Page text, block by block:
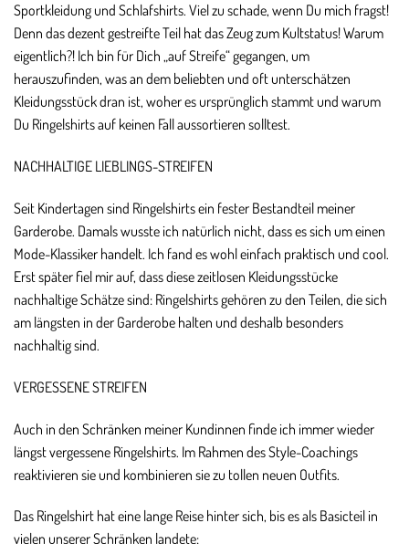
Sportkleidung und Schlafshirts. Viel zu schade, wenn Du mich fragst!
Denn das dezent gestreifte Teil hat das Zeug zum Kultstatus! Warum
eigentlich?! Ich bin für Dich „auf Streife“ gegangen, um
herauszufinden, was an dem beliebten und oft unterschätzen
Kleidungsstück dran ist, woher es ursprünglich stammt und warum
Du Ringelshirts auf keinen Fall aussortieren solltest.
NACHHALTIGE LIEBLINGS-STREIFEN
Seit Kindertagen sind Ringelshirts ein fester Bestandteil meiner
Garderobe. Damals wusste ich natürlich nicht, dass es sich um einen
Mode-Klassiker handelt. Ich fand es wohl einfach praktisch und cool.
Erst später fiel mir auf, dass diese zeitlosen Kleidungsstücke
nachhaltige Schätze sind: Ringelshirts gehören zu den Teilen, die sich
am längsten in der Garderobe halten und deshalb besonders
nachhaltig sind.
VERGESSENE STREIFEN
Auch in den Schränken meiner Kundinnen finde ich immer wieder
längst vergessene Ringelshirts. Im Rahmen des Style-Coachings
reaktivieren sie und kombinieren sie zu tollen neuen Outfits.
Das Ringelshirt hat eine lange Reise hinter sich, bis es als Basicteil in
vielen unserer Schränken landete: